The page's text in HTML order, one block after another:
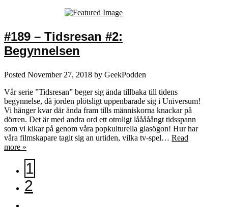
#189 – Tidsresan #2:
Begynnelsen
Posted November 27, 2018 by GeekPodden
Vår serie ”Tidsresan” beger sig ända tillbaka till tidens
begynnelse, då jorden plötsligt uppenbarade sig i Universum!
Vi hänger kvar där ända fram tills människorna knackar på
dörren. Det är med andra ord ett otroligt lååååångt tidsspann
som vi kikar på genom våra popkulturella glasögon! Hur har
våra filmskapare tagit sig an urtiden, vilka tv-spel… Read
more »
1
2